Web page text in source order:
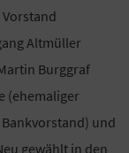
Altmüller
Burggraf
(ehemaliger
und
gewählt in den